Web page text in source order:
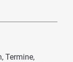
Termine,